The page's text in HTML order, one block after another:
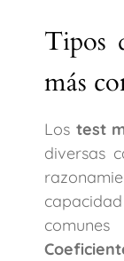
Tipos
más
Los test
diversas